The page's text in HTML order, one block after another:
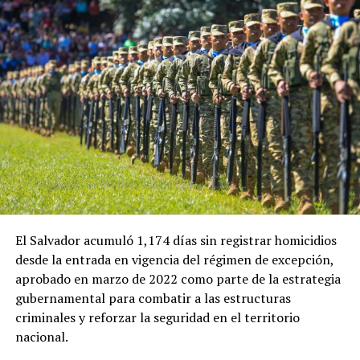
ADVERTISEMENT
En esa ocasión, la ministra de Economía de El Salvador,
María Luisa Hayem, representó al Gobierno salvadoreño
y sostuvo una reunión con Restrepo, en la que se
establecieron algunos acuerdos iniciales que ahora
Ulloa también destacó el papel que tendrá el embajador
de El Salvador en Colombia, Guillermo Rubio, en el
impulso de la nueva etapa de cooperación entre ambos
países.
El Salvador acumuló 1,174 días sin registrar homicidios
desde la entrada en vigencia del régimen de excepción,
aprobado en marzo de 2022 como parte de la estrategia
gubernamental para combatir a las estructuras
criminales y reforzar la seguridad en el territorio
nacional.